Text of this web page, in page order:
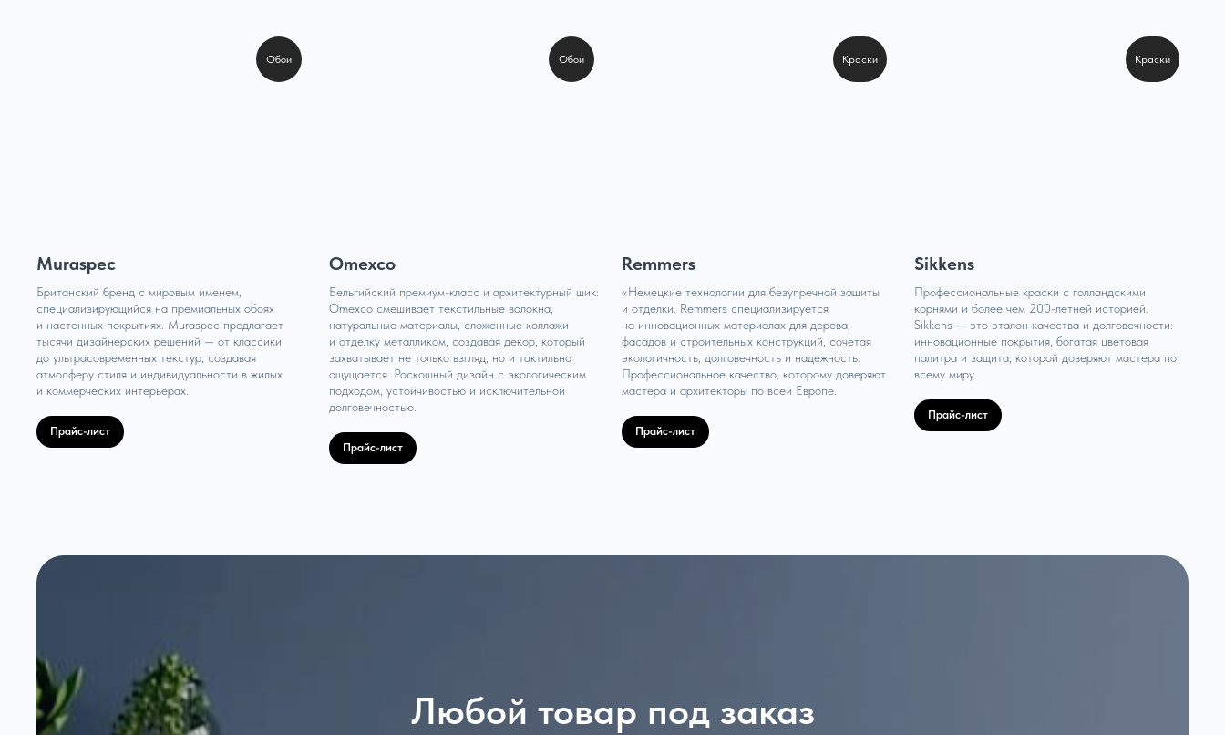
Обои
Muraspec
Британский бренд с мировым именем,
специализирующийся на премиальных обоях
и настенных покрытиях. Muraspec предлагает
тысячи дизайнерских решений — от классики
до ультрасовременных текстур, создавая
атмосферу стиля и индивидуальности в жилых
и коммерческих интерьерах.
Прайс-лист
Обои
Omexco
Бельгийский премиум-класс и архитектурный шик:
Omexco смешивает текстильные волокна,
натуральные материалы, сложенные коллажи
и отделку металликом, создавая декор, который
захватывает не только взгляд, но и тактильно
ощущается. Роскошный дизайн с экологическим
подходом, устойчивостью и исключительной
долговечностью.
Прайс-лист
Краски
Remmers
«Немецкие технологии для безупречной защиты
и отделки. Remmers специализируется
на инновационных материалах для дерева,
фасадов и строительных конструкций, сочетая
экологичность, долговечность и надежность.
Профессиональное качество, которому доверяют
мастера и архитекторы по всей Европе.
Прайс-лист
Краски
Sikkens
Профессиональные краски с голландскими
корнями и более чем 200-летней историей.
Sikkens — это эталон качества и долговечности:
инновационные покрытия, богатая цветовая
палитра и защита, которой доверяют мастера по
всему миру.
Прайс-лист
Любой товар под заказ